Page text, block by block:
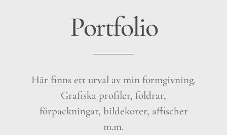
Portfolio
Här finns ett urval av min formgivning.
Grafiska profiler, foldrar,
förpackningar, bildekorer, affischer
m.m.